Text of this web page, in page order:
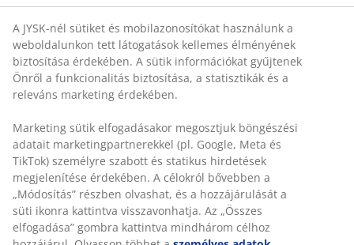
A JYSK-nél sütiket és mobilazonosítókat használunk a
weboldalunkon tett látogatások kellemes élményének
biztosítása érdekében. A sütik információkat gyűjtenek
Önről a funkcionalitás biztosítása, a statisztikák és a
releváns marketing érdekében.
Marketing sütik elfogadásakor megosztjuk böngészési
adatait marketingpartnerekkel (pl. Google, Meta és
TikTok) személyre szabott és statikus hirdetések
megjelenítése érdekében. A célokról bővebben a
„Módosítás” részben olvashat, és a hozzájárulását a
süti ikonra kattintva visszavonhatja. Az „Összes
elfogadása” gombra kattintva mindhárom célhoz